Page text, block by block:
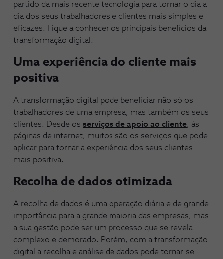
partido da mais recente tecnologia para tornar o dia a
dia dos seus trabalhadores e clientes mais simples e
eficazes. Fique a conhecer os principais benefícios da
transformação digital.
Uma experiência do cliente mais
positiva
A transformação digital pode beneficiar não só os
trabalhadores de uma empresa, mas também os seus
clientes. Desde os serviços de apoio ao cliente, às
páginas de internet, muitos são os serviços que pode
aplicar para tornar a experiência dos seus clientes
mais positiva.
Recolha de dados otimizada
A recolha de dados é uma operação diária e de grande
importância para a grande maioria das empresas, mas
a sua gestão pode ser um processo que se revela
complexo e demorado. Porém, com a transformação
digital a recolha e análise de dados pode tornar-se